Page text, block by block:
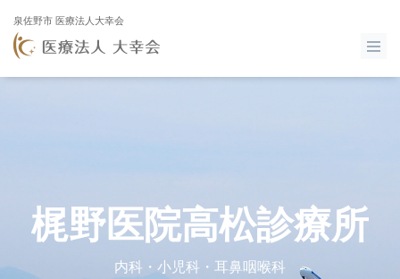
泉佐野市 医療法人大幸会
梶野医院高松診療所
内科・小児科・耳鼻咽喉科